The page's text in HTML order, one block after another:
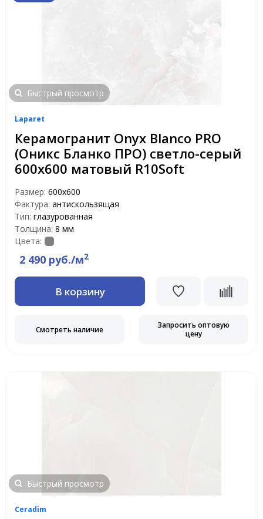
Быстрый просмотр
Laparet
Керамогранит Onyx Blanco PRO
(Оникс Бланко ПРО) светло-серый
600x600 матовый R10Soft
Размер: 600x600
Фактура: антискользящая
Тип: глазурованная
Толщина: 8 мм
Цвета:
2 490 руб./м2
В корзину
Смотреть наличие
Запросить оптовую
цену
Быстрый просмотр
Ceradim